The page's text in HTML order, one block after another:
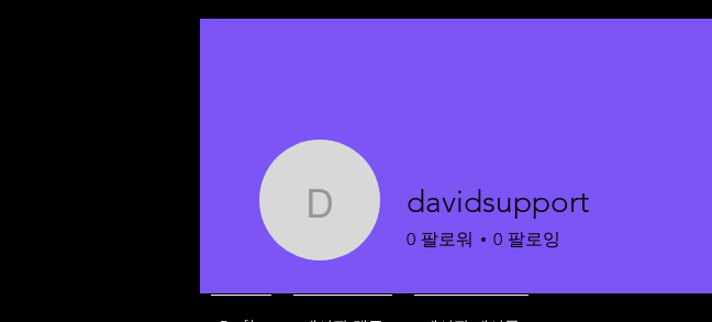
davidsupport
davidsupport
0 팔로워 0 팔로잉